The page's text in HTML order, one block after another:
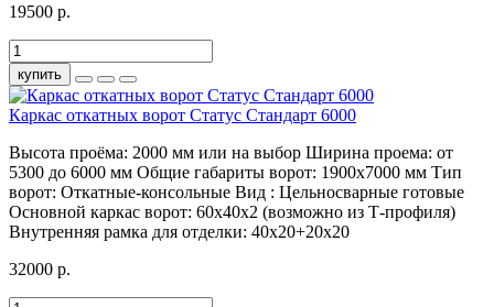
19500 р.
купить
Каркас откатных ворот Статус Стандарт 6000
Высота проёма: 2000 мм или на выбор Ширина проема: от
5300 до 6000 мм Общие габариты ворот: 1900х7000 мм Тип
ворот: Откатные-консольные Вид : Цельносварные готовые
Основной каркас ворот: 60х40х2 (возможно из Т-профиля)
Внутренняя рамка для отделки: 40х20+20х20
32000 р.